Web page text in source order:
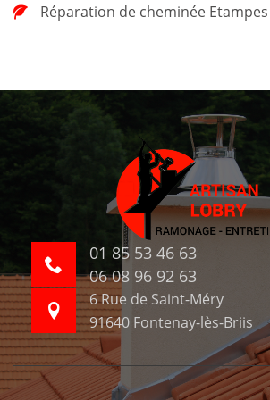
Réparation de cheminée Etampes
01 85 53 46 63
06 08 96 92 63
6 Rue de Saint-Méry
91640 Fontenay-lès-Briis